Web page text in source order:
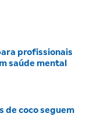
profissionais
saúde mental
de coco seguem